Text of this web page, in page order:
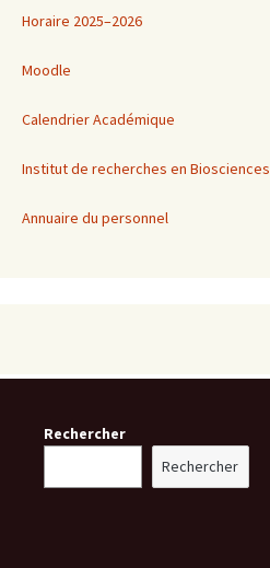
Horaire 2025–2026
Moodle
Calendrier Académique
Institut de recherches en Biosciences
Annuaire du personnel
Rechercher
Rechercher